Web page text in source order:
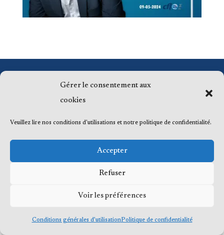
Gérer le consentement aux
cookies
Veuillez lire nos conditions d'utilisations et notre politique de confidentialité.
Accepter
Refuser
Voir les préférences
Conditions générales d’utilisationPolitique de confidentialité
© 2023 Me Frédéric Bérard, tous droits